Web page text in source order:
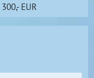
EUR